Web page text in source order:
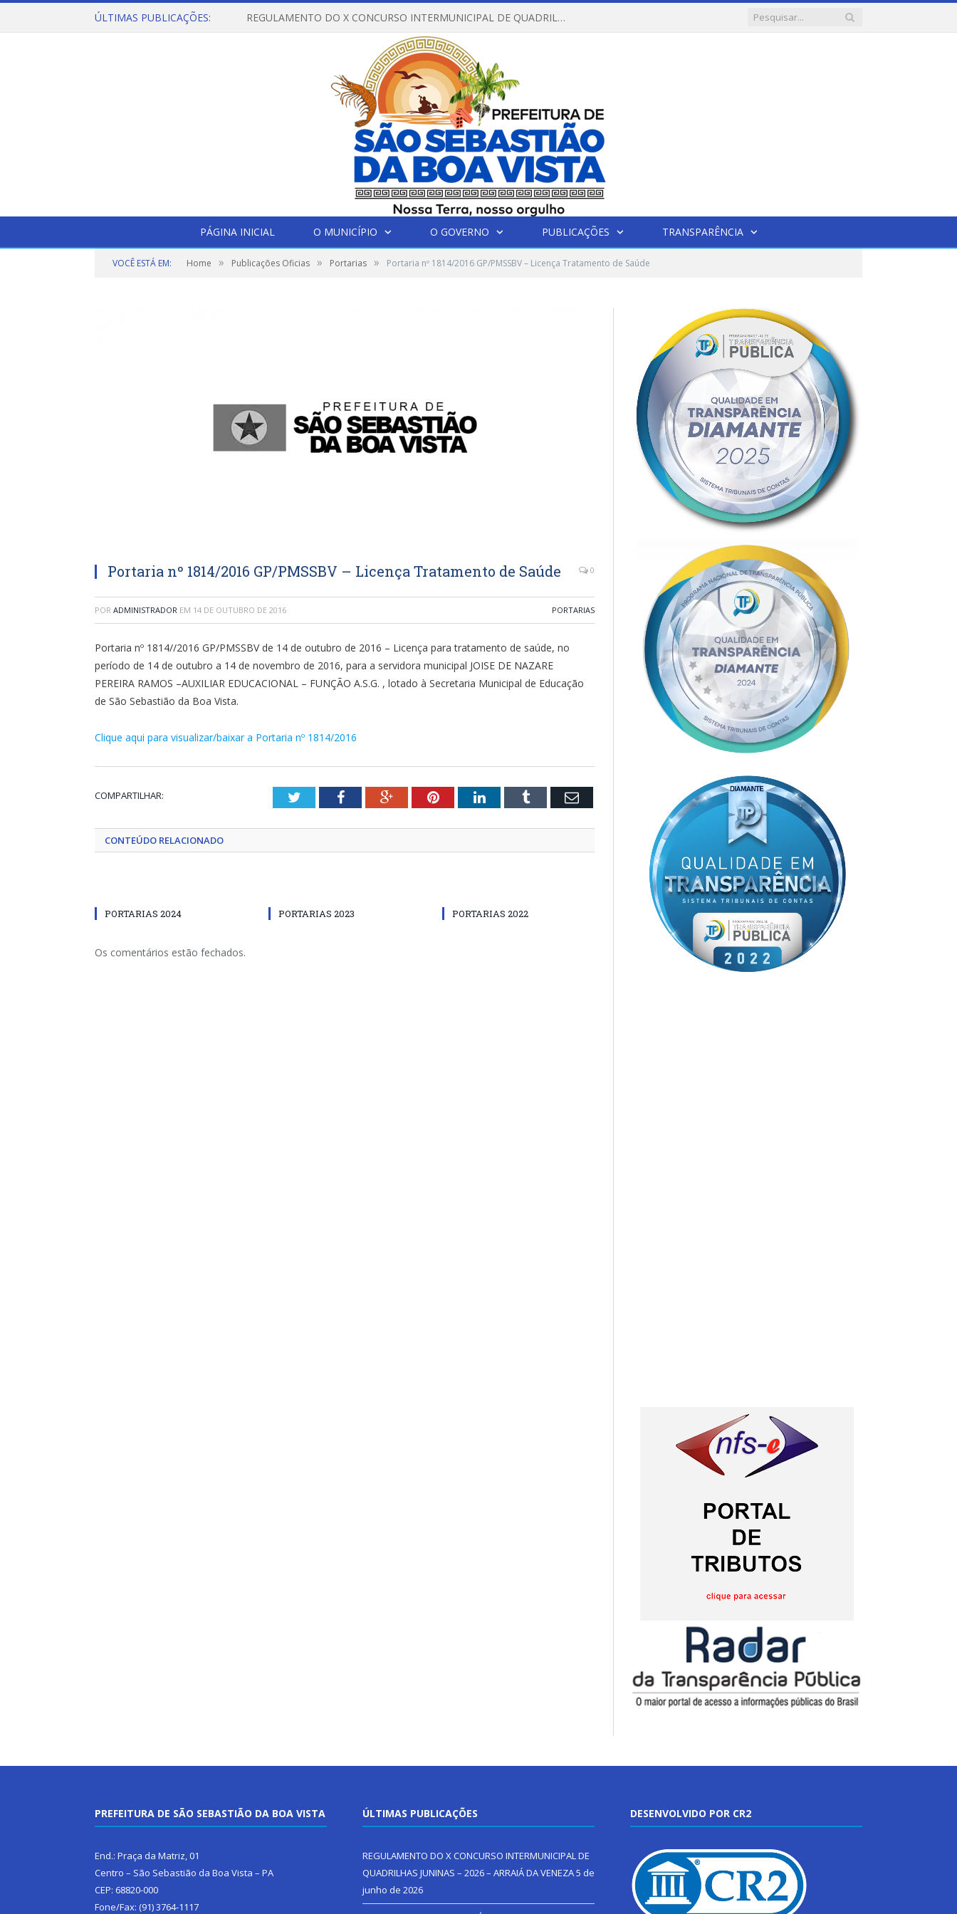
ÚLTIMAS PUBLICAÇÕES: REGULAMENTO DO X CONCURSO INTERMUNICIPAL DE QUADRILHAS JUNINAS – 2026 – ARRAIÁ DA VENEZA
PÁGINA INICIAL O MUNICÍPIO O GOVERNO PUBLICAÇÕES TRANSPARÊNCIA
VOCÊ ESTÁ EM: Home » Publicações Oficias » Portarias » Portaria nº 1814/2016 GP/PMSSBV – Licença Tratamento de Saúde
Portaria nº 1814/2016 GP/PMSSBV – Licença Tratamento de Saúde 0
POR ADMINISTRADOR EM 14 DE OUTUBRO DE 2016 PORTARIAS
Portaria nº 1814//2016 GP/PMSSBV de 14 de outubro de 2016 – Licença para tratamento de saúde, no
período de 14 de outubro a 14 de novembro de 2016, para a servidora municipal JOISE DE NAZARE
PEREIRA RAMOS –AUXILIAR EDUCACIONAL – FUNÇÃO A.S.G. , lotado à Secretaria Municipal de Educação
de São Sebastião da Boa Vista.
Clique aqui para visualizar/baixar a Portaria nº 1814/2016
COMPARTILHAR: TwitterFacebookGoogle+PinterestLinkedInTumblr Email
CONTEÚDO RELACIONADO
PORTARIAS 2024 PORTARIAS 2023 PORTARIAS 2022
Os comentários estão fechados.
PREFEITURA DE SÃO SEBASTIÃO DA BOA VISTA
End.: Praça da Matriz, 01
Centro – São Sebastião da Boa Vista – PA
CEP: 68820-000
Fone/Fax: (91) 3764-1117
ÚLTIMAS PUBLICAÇÕES
REGULAMENTO DO X CONCURSO INTERMUNICIPAL DE
QUADRILHAS JUNINAS – 2026 – ARRAIÁ DA VENEZA5 de
junho de 2026
DESENVOLVIDO POR CR2